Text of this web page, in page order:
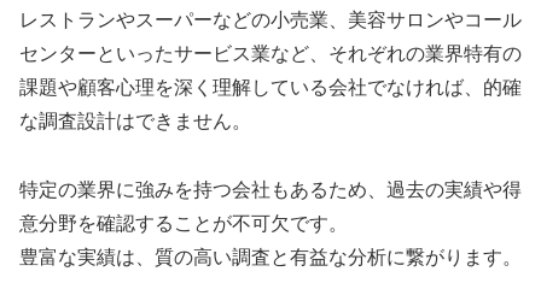
レストランやスーパーなどの小売業、美容サロンやコール
センターといったサービス業など、それぞれの業界特有の
課題や顧客心理を深く理解している会社でなければ、的確
な調査設計はできません。
特定の業界に強みを持つ会社もあるため、過去の実績や得
意分野を確認することが不可欠です。
豊富な実績は、質の高い調査と有益な分析に繋がります。